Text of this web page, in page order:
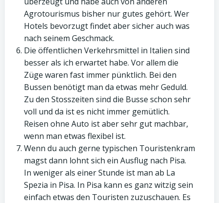
Agrotourismus bisher nur gutes gehört. Wer
Hotels bevorzugt findet aber sicher auch was
nach seinem Geschmack.
Die öffentlichen Verkehrsmittel in Italien sind
besser als ich erwartet habe. Vor allem die
Züge waren fast immer pünktlich. Bei den
Bussen benötigt man da etwas mehr Geduld.
Zu den Stosszeiten sind die Busse schon sehr
voll und da ist es nicht immer gemütlich.
Reisen ohne Auto ist aber sehr gut machbar,
wenn man etwas flexibel ist.
Wenn du auch gerne typischen Touristenkram
magst dann lohnt sich ein Ausflug nach Pisa.
In weniger als einer Stunde ist man ab La
Spezia in Pisa. In Pisa kann es ganz witzig sein
einfach etwas den Touristen zuzuschauen. Es